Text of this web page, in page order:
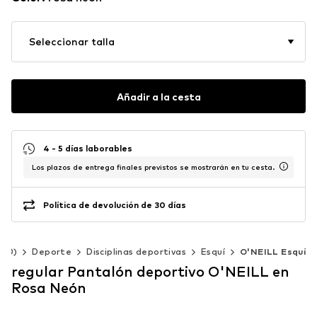
Seleccionar talla
Añadir a la cesta
4 - 5 días laborables
Los plazos de entrega finales previstos se mostrarán en tu cesta.
Política de devolución de 30 días
Deporte Disciplinas deportivas Esquí O'NEILL Esquí
regular Pantalón deportivo O'NEILL en
Rosa Neón